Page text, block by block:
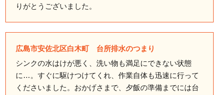
りがとうございました。
広島市安佐北区白木町 台所排水のつまり
シンクの水はけが悪く、洗い物も満足にできない状態
に…。すぐに駆けつけてくれ、作業自体も迅速に行って
くださいました。おかげさまで、夕飯の準備までには台